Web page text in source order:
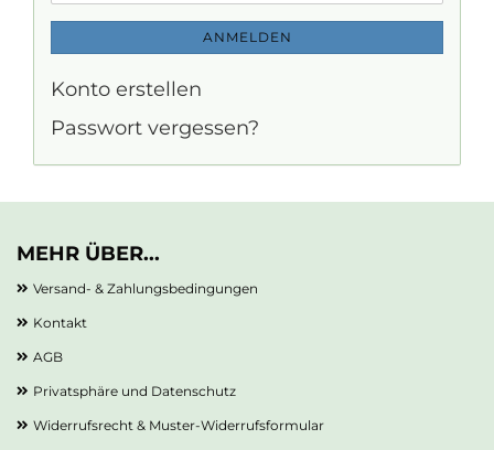
ANMELDEN
Konto erstellen
Passwort vergessen?
MEHR ÜBER...
Versand- & Zahlungsbedingungen
Kontakt
AGB
Privatsphäre und Datenschutz
Widerrufsrecht & Muster-Widerrufsformular